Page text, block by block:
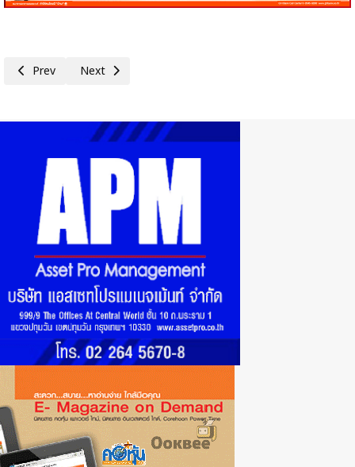
Previous article: เริ่มแล้ววันนี้! ลงทะเบียนยืนยันสิทธิ'บัตรสวัสดิการแห่งรัฐ
Prev Next article: 'เอกนิติ'นำทีมลงพื้นที่ติดตามความพร้อม'ไทยช่ว
Next